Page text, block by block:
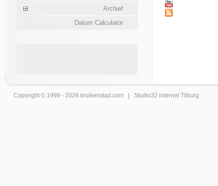
Archief
Datum Calculator
Copyright © 1999 - 2026 kruikenstad .com | Studio32 internet Tilburg